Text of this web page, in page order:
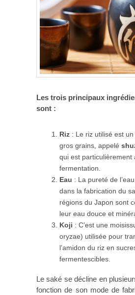
Les trois principaux
sont :
Riz: Le riz utilisé est un
gros grains, appelé
qui est particulièrement
fermentation.
Eau : La pureté de
dans la fabrication du
régions du Japon sont
leur eau douce et
Koji : C’est une
oryzae) utilisée pour
l’amidon du riz en
fermentescibles.
Le saké se décline en
fonction de son mode de